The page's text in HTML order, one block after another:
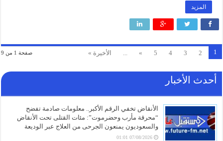
المزيد
صفحة 1 من 9 1
2
3
4
5
»
... الأخيرة »
أحدث الأخبار
الأنقاض تخفي الرقم الأكبر.. معلومات صادمة تفضح
“محرقة مأرب وحضرموت”: مئات القتلى تحت الأنقاض
والسعوديون يمنعون الجرحى من العلاج عبر الوديعة
07/08/2026 01:01